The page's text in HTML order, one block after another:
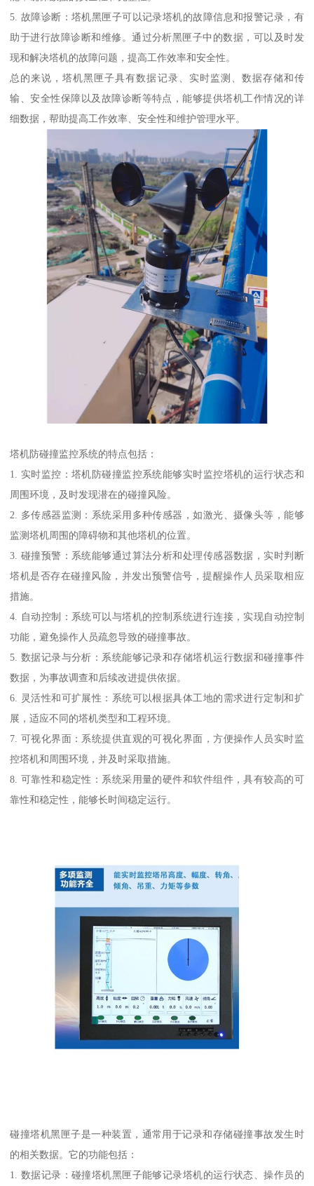
5. 故障诊断：塔机黑匣子可以记录塔机的故障信息和报警记录，有
助于进行故障诊断和维修。通过分析黑匣子中的数据，可以及时发
现和解决塔机的故障问题，提高工作效率和安全性。
总的来说，塔机黑匣子具有数据记录、实时监测、数据存储和传
输、安全性保障以及故障诊断等特点，能够提供塔机工作情况的详
细数据，帮助提高工作效率、安全性和维护管理水平。
塔机防碰撞监控系统的特点包括：
1. 实时监控：塔机防碰撞监控系统能够实时监控塔机的运行状态和
周围环境，及时发现潜在的碰撞风险。
2. 多传感器监测：系统采用多种传感器，如激光、摄像头等，能够
监测塔机周围的障碍物和其他塔机的位置。
3. 碰撞预警：系统能够通过算法分析和处理传感器数据，实时判断
塔机是否存在碰撞风险，并发出预警信号，提醒操作人员采取相应
措施。
4. 自动控制：系统可以与塔机的控制系统进行连接，实现自动控制
功能，避免操作人员疏忽导致的碰撞事故。
5. 数据记录与分析：系统能够记录和存储塔机运行数据和碰撞事件
数据，为事故调查和后续改进提供依据。
6. 灵活性和可扩展性：系统可以根据具体工地的需求进行定制和扩
展，适应不同的塔机类型和工程环境。
7. 可视化界面：系统提供直观的可视化界面，方便操作人员实时监
控塔机和周围环境，并及时采取措施。
8. 可靠性和稳定性：系统采用量的硬件和软件组件，具有较高的可
靠性和稳定性，能够长时间稳定运行。
碰撞塔机黑匣子是一种装置，通常用于记录和存储碰撞事故发生时
的相关数据。它的功能包括：
1. 数据记录：碰撞塔机黑匣子能够记录塔机的运行状态、操作员的